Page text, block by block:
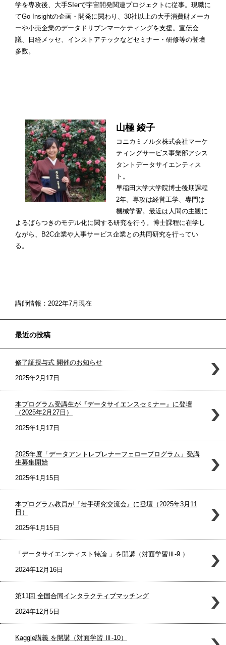
学を専攻後、大手SIerで宇宙開発関連プロジェクトに従事。現職に
てGo Insightの企画・開発に関わり、30社以上の大手消費財メーカ
ーや小売企業のデータドリブンマーケティングを支援。宣伝会
議、日経メッセ、インストアテックなどセミナー・研修等の登壇
多数。
山極 綾子
コニカミノルタ株式会社マーケ
ティングサービス事業部アシス
タントデータサイエンティス
ト。
早稲田大学大学院博士後期課程
2年。専攻は経営工学、専門は
機械学習。最近は人間の主観に
よるばらつきのモデル化に関する研究を行う。博士課程に在学し
ながら、B2C企業や人事サービス企業との共同研究を行ってい
る。
講師情報：2022年7月現在
最近の投稿
修了証授与式 開催のお知らせ
2025年2月17日
本プログラム受講生が『データサイエンスセミナー』に登壇
（2025年2月27日）
2025年1月17日
2025年度「データアントレプレナーフェロープログラム」受講
生募集開始
2025年1月15日
本プログラム教員が『若手研究交流会』に登壇（2025年3月11
日）
2025年1月15日
「データサイエンティスト特論 」を開講（対面学習Ⅲ-9 ）
2024年12月16日
第11回 全国合同インタラクティブマッチング
2024年12月5日
Kaggle講義 を開講（対面学習 Ⅲ-10）